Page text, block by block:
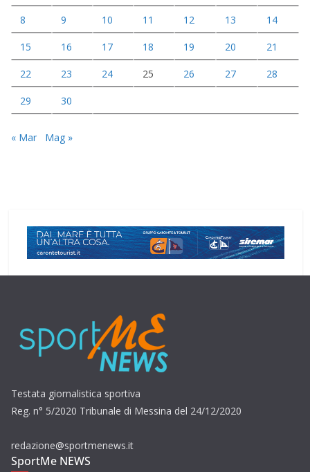
8 9 10 11 12 13 14
15 16 17 18 19 20 21
22 23 24 25 26 27 28
29 30
« Mar Mag »
Testata giornalistica sportiva
Reg. n° 5/2020 Tribunale di Messina del 24/12/2020
redazione@sportmenews.it
SportMe NEWS